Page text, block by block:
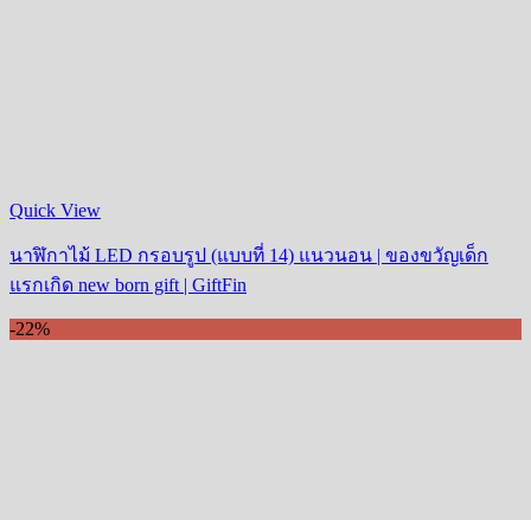
Quick View
นาฬิกาไม้ LED กรอบรูป (แบบที่ 14) แนวนอน | ของขวัญเด็ก
แรกเกิด new born gift | GiftFin
-22%